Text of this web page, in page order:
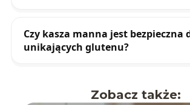
Czy kasza manna jest bezpieczna
unikających glutenu?
Zobacz także: